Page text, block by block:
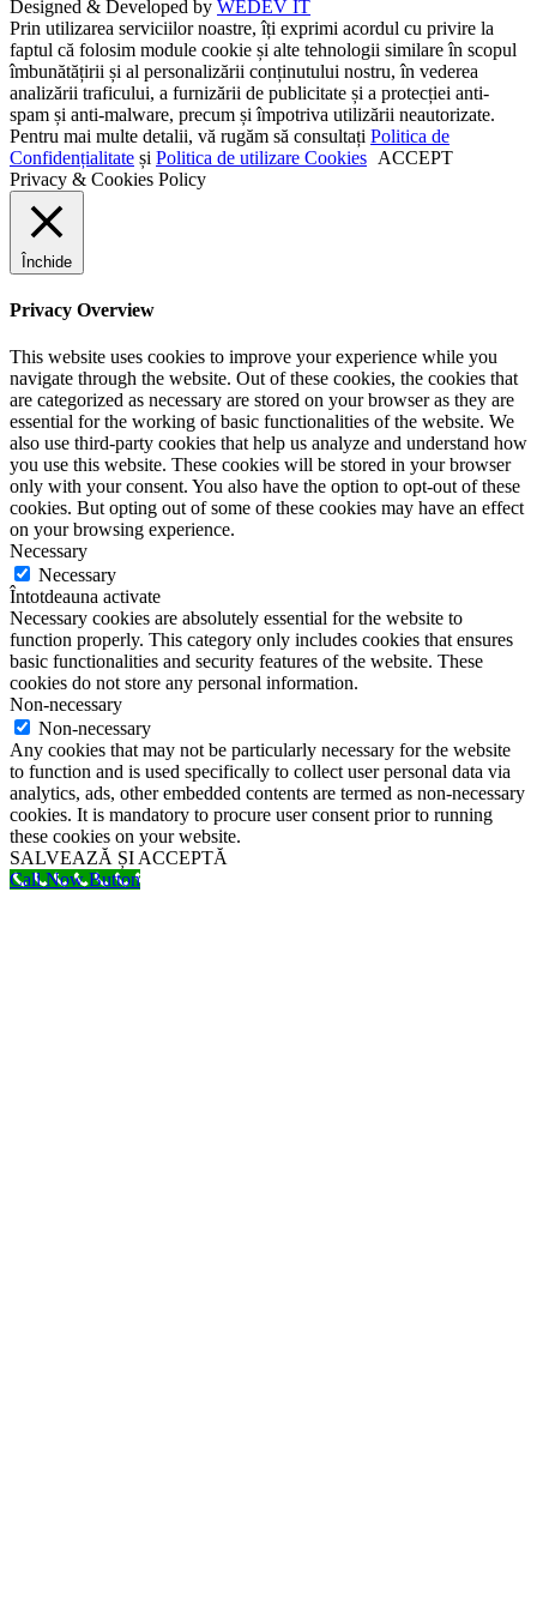
Designed & Developed by WEDEV IT
Prin utilizarea serviciilor noastre, îți exprimi acordul cu privire la
faptul că folosim module cookie și alte tehnologii similare în scopul
îmbunătățirii și al personalizării conținutului nostru, în vederea
analizării traficului, a furnizării de publicitate și a protecției anti-
spam și anti-malware, precum și împotriva utilizării neautorizate.
Pentru mai multe detalii, vă rugăm să consultați Politica de
Confidențialitate și Politica de utilizare Cookies ACCEPT
Privacy & Cookies Policy
Închide
Privacy Overview
This website uses cookies to improve your experience while you
navigate through the website. Out of these cookies, the cookies that
are categorized as necessary are stored on your browser as they are
essential for the working of basic functionalities of the website. We
also use third-party cookies that help us analyze and understand how
you use this website. These cookies will be stored in your browser
only with your consent. You also have the option to opt-out of these
cookies. But opting out of some of these cookies may have an effect
on your browsing experience.
Necessary
Necessary
Întotdeauna activate
Necessary cookies are absolutely essential for the website to
function properly. This category only includes cookies that ensures
basic functionalities and security features of the website. These
cookies do not store any personal information.
Non-necessary
Non-necessary
Any cookies that may not be particularly necessary for the website
to function and is used specifically to collect user personal data via
analytics, ads, other embedded contents are termed as non-necessary
cookies. It is mandatory to procure user consent prior to running
these cookies on your website.
SALVEAZĂ ȘI ACCEPTĂ
Call Now Button